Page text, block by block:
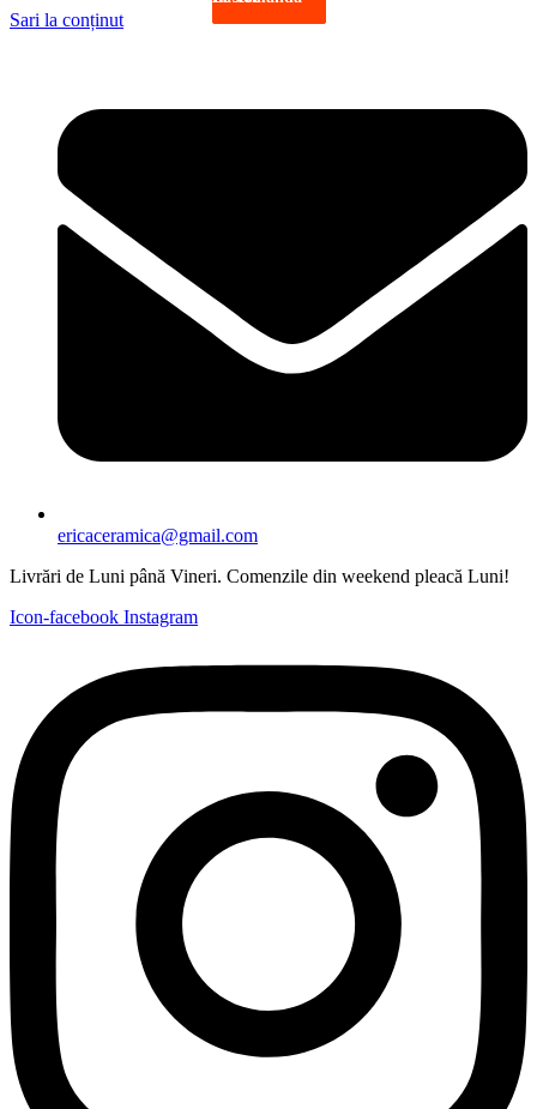
Sari la conținut
ericaceramica@gmail.com
Livrări de Luni până Vineri. Comenzile din weekend pleacă Luni!
Icon-facebook Instagram